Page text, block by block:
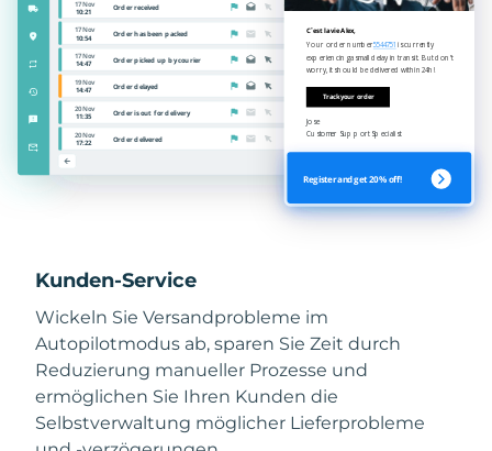
Kunden-Service
Wickeln Sie Versandprobleme im
Autopilotmodus ab, sparen Sie Zeit durch
Reduzierung manueller Prozesse und
ermöglichen Sie Ihren Kunden die
Selbstverwaltung möglicher Lieferprobleme